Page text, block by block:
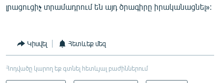
լրացուցիչ տրամադրում են այդ ծրագիրը իրականացնել»:
Կիսվել Հետևեք մեզ
Հոդվածը կարող եք գտնել հետևյալ բաժիններում